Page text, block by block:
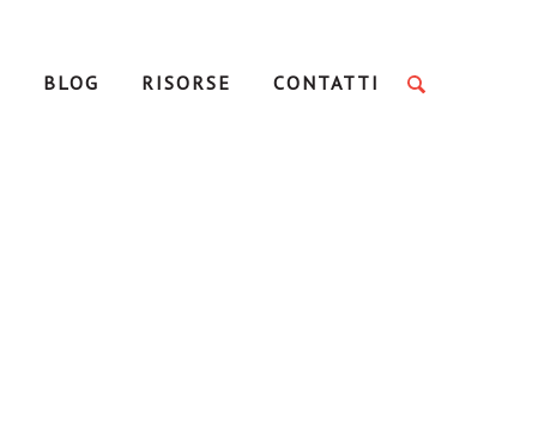
BLOG RISORSE CONTATTI